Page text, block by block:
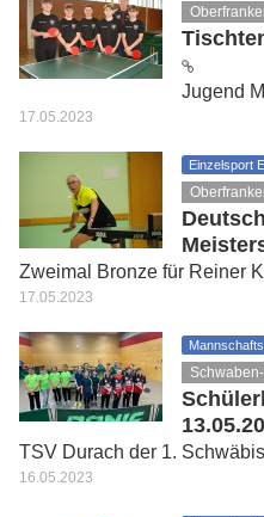
Jugend
17.05.2023
Einzelsport
Zweimal Bronze für Reiner
17.05.2023
TSV Durach der 1.
16.05.2023